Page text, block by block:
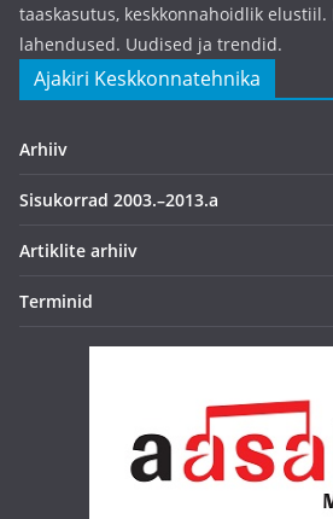
taaskasutus, keskkonnahoidlik
lahendused. Uudised ja trendid.
Ajakiri Keskkonnatehnika
Arhiiv
Sisukorrad 2003.–2013.a
Artiklite arhiiv
Terminid